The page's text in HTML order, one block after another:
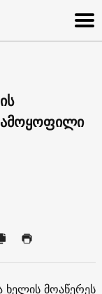
ხელის მოაწერეს